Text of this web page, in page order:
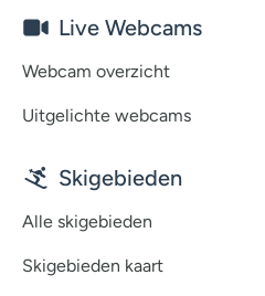
Live Webcams
Webcam overzicht
Uitgelichte webcams
Skigebieden
Alle skigebieden
Skigebieden kaart